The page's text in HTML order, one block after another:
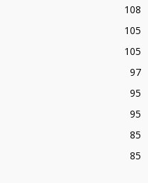
108
105
105
97
95
95
85
85